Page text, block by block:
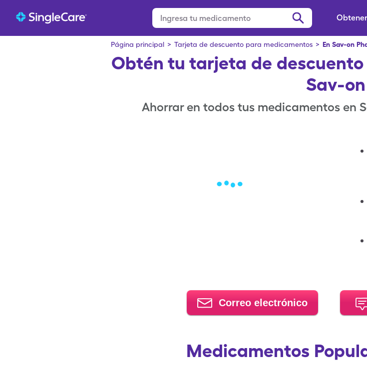
Página principal > Tarjeta de descuento para medicamentos > En Sav-on
Obtén tu tarjeta de
Sav-on
Ahorrar en todos tus medicamentos en
Correo electrónico
Medicamentos